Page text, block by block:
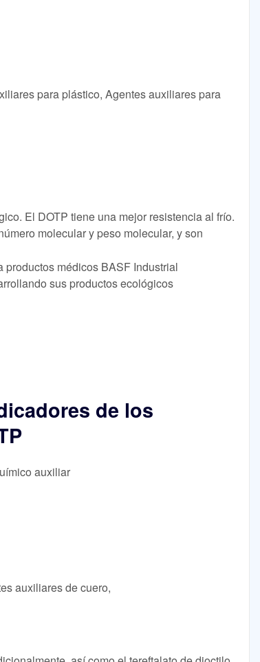
para plástico, Agentes auxiliares para
El DOTP tiene una mejor resistencia al frío.
molecular y peso molecular, y son
médicos BASF Industrial
sus productos ecológicos
de los
auxiliar
auxiliares de cuero,